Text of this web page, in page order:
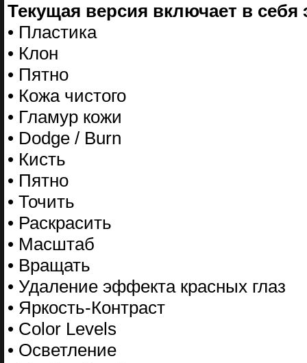
Текущая версия включает в
• Пластика
• Клон
• Пятно
• Кожа чистого
• Гламур кожи
• Dodge / Burn
• Кисть
• Пятно
• Точить
• Раскрасить
• Масштаб
• Вращать
• Удаление эффекта красных глаз
• Яркость-Контраст
• Color Levels
• Осветление